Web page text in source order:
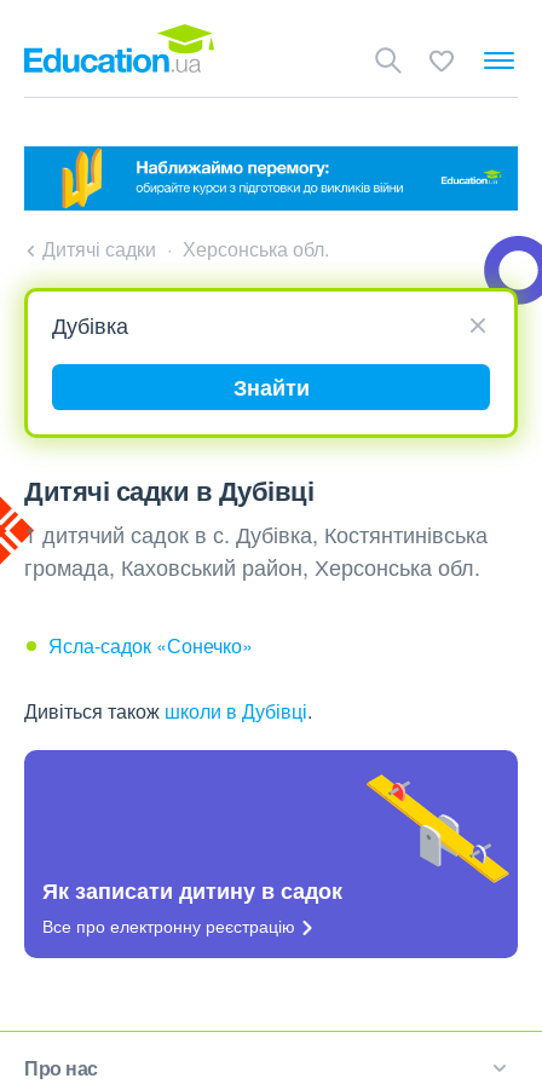
Дитячі садки Херсонська обл.
Знайти
Дитячі садки в Дубівці
1 дитячий садок в с. Дубівка, Костянтинівська
громада, Каховський район, Херсонська обл.
Ясла-садок «Сонечко»
Дивіться також школи в Дубівці.
Як записати дитину в садок
Все про електронну реєстрацію
Про нас